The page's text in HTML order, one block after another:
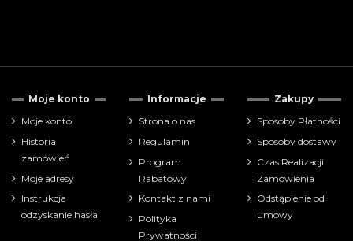
Moje konto
Moje konto
Historia
zamówień
Moje adresy
Instrukcja
odzyskanie hasła
Informacje
Strona o nas
Regulamin
Program
Rabatowy
Kontakt z nami
Polityka
Prywatności
Zakupy
Sposoby Płatności
Sposoby dostawy
Czas Realizacji
Zamówienia
Odstąpienie od
umowy